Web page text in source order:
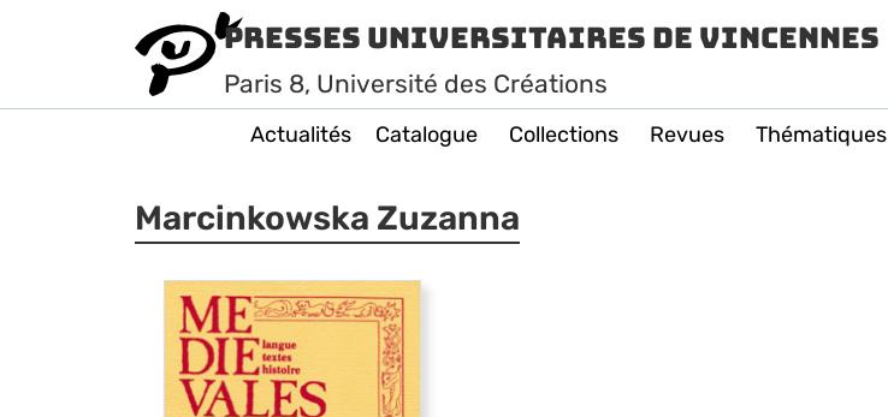
Presses Universitaires de Vincennes
Paris 8, Université des Créations
Actualités Catalogue Collections Revues Thématiques
Marcinkowska Zuzanna